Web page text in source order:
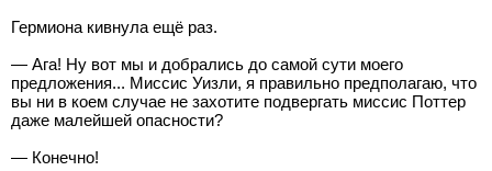
Гермиона кивнула ещё раз.
— Ага! Ну вот мы и добрались до самой сути моего
предложения... Миссис Уизли, я правильно предполагаю, что
вы ни в коем случае не захотите подвергать миссис Поттер
даже малейшей опасности?
— Конечно!